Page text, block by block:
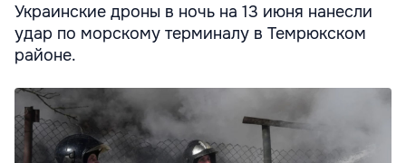
Украинские дроны в ночь на 13 июня нанесли
удар по морскому терминалу в Темрюкском
районе.